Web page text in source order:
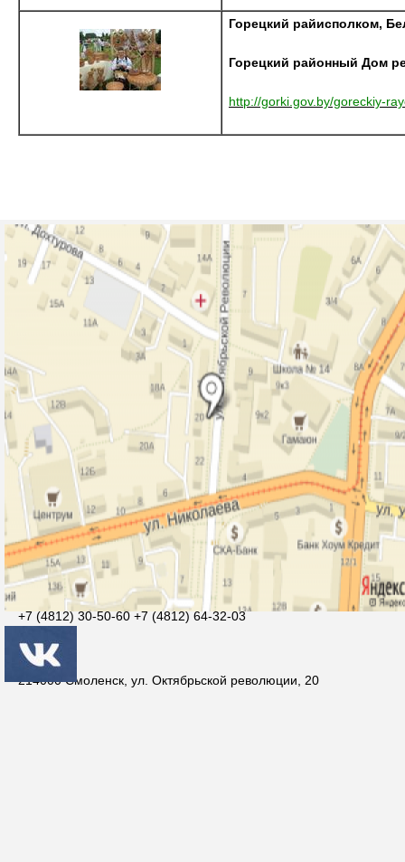
Горецкий райисполком,
Горецкий районный Дом
http://gorki.gov.by/goreckiy-
Контакты
Агеева Ольга Михайловна
smolcrtdu@mail.ru
+7 (4812) 30-50-60 +7 (4812) 64-32-03
214000 Смоленск, ул. Октябрьской революции, 20